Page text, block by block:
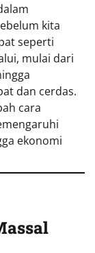
kita
seperti
mulai dari
dan cerdas.
cara
ekonomi